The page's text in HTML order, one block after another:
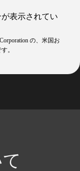
表示されてい
の、米国お
。